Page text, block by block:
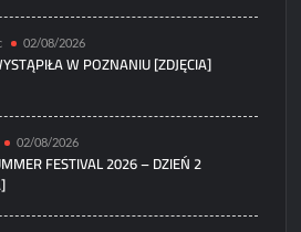
02/08/2026
W POZNANIU [ZDJĘCIA]
02/08/2026
FESTIVAL 2026 – DZIEŃ 2